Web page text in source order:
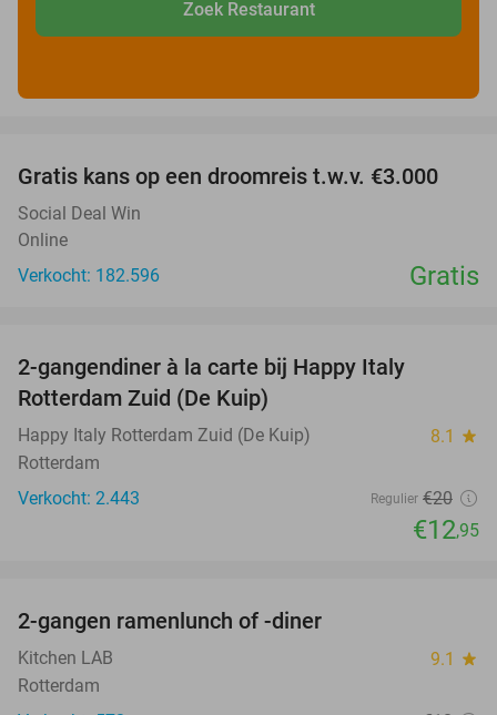
Zoek Restaurant
Gratis kans op een droomreis t.w.v. €3.000
Social Deal Win
Online
Verkocht: 182.596
Gratis
2-gangendiner à la carte bij Happy Italy
Rotterdam Zuid (De Kuip)
Happy Italy Rotterdam Zuid (De Kuip) 8.1 star
Rotterdam
Verkocht: 2.443
Regulier €20
€12,95
2-gangen ramenlunch of -diner
Kitchen LAB 9.1 star
Rotterdam